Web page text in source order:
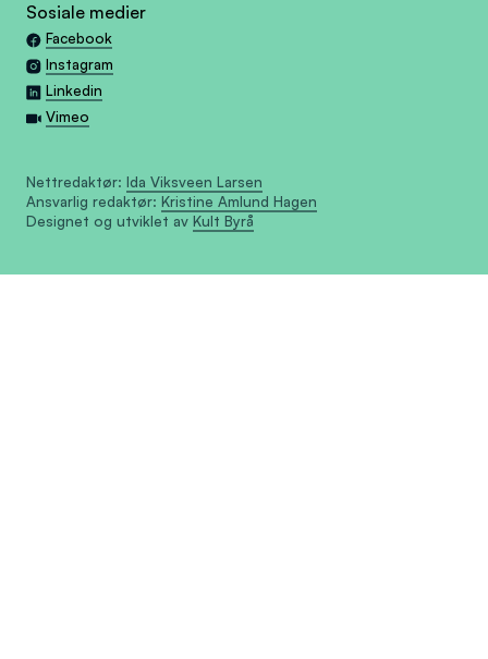
Sosiale medier
Facebook
Instagram
Linkedin
Vimeo
Nettredaktør: Ida Viksveen Larsen
Ansvarlig redaktør: Kristine Amlund Hagen
Designet og utviklet av Kult Byrå